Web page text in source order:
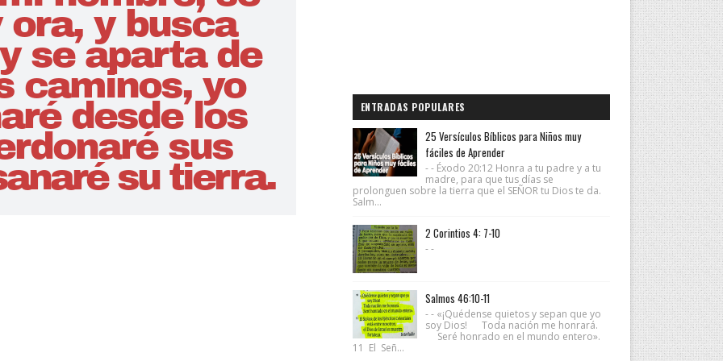
ENTRADAS POPULARES
25 Versículos Bíblicos para Niños muy
fáciles de Aprender
- - Éxodo 20:12 Honra a tu padre y a tu
madre, para que tus días se
prolonguen sobre la tierra que el SEÑOR tu Dios te da.
Salm...
2 Corintios 4: 7-10
- -
Salmos 46:10-11
- - «¡Quédense quietos y sepan que yo
soy Dios! Toda nación me honrará.
Seré honrado en el mundo entero».
11 El Señ...